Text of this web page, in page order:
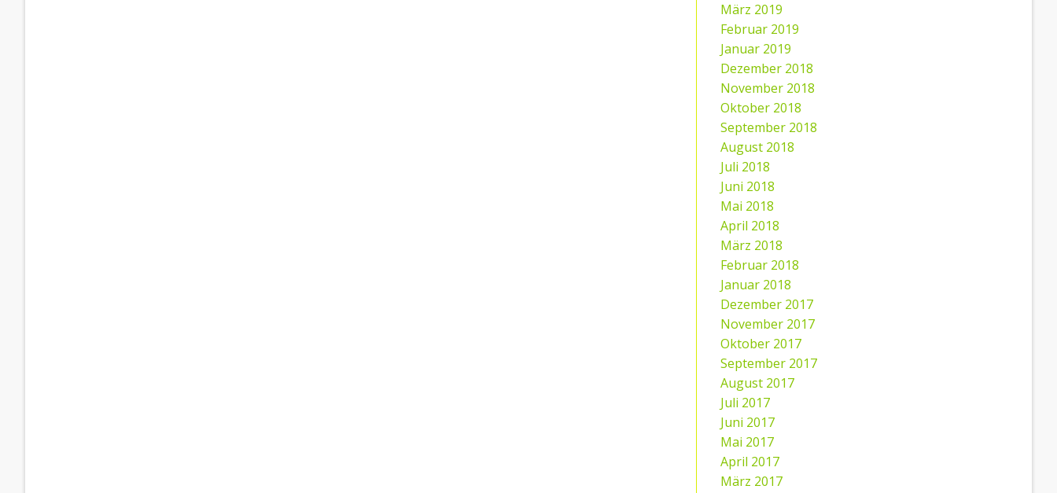
März 2019
Februar 2019
Januar 2019
Dezember 2018
November 2018
Oktober 2018
September 2018
August 2018
Juli 2018
Juni 2018
Mai 2018
April 2018
März 2018
Februar 2018
Januar 2018
Dezember 2017
November 2017
Oktober 2017
September 2017
August 2017
Juli 2017
Juni 2017
Mai 2017
April 2017
März 2017